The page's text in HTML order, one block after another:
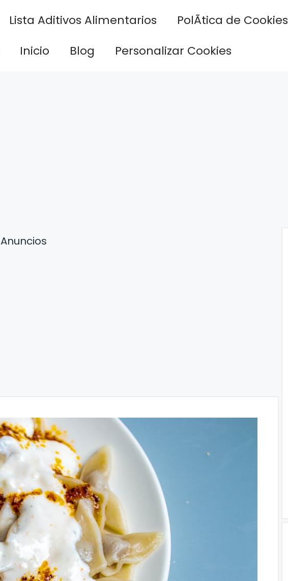
Lista Aditivos Alimentarios PolÃ­tica de Cookies
Inicio Blog Personalizar Cookies
Anuncios